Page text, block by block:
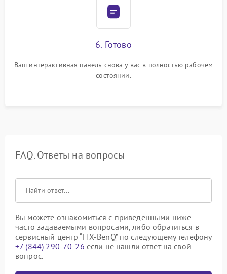
6. Готово
Ваш интерактивная панель снова у вас в полностью рабочем
состоянии.
FAQ. Ответы на вопросы
Вы можете ознакомиться с приведенными ниже
часто задаваемыми вопросами, либо обратиться в
сервисный центр “FIX-BenQ” по следующему телефону
+7 (844) 290-70-26 если не нашли ответ на свой
вопрос.